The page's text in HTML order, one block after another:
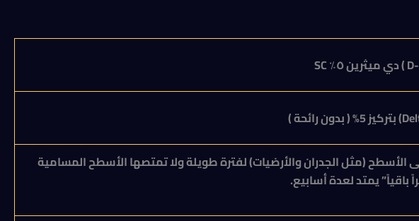
) بتركيز 5% ( بدون رائحة )
(مثل الجدران والأرضيات) لفترة طويلة ولا تمتصها الأسطح المسامية
باقياً” يمتد لعدة أسابيع.